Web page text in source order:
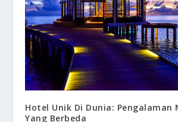
Hotel Unik Di Dunia: Pengalaman
Yang Berbeda